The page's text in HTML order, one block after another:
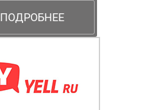
ПОДРОБНЕЕ